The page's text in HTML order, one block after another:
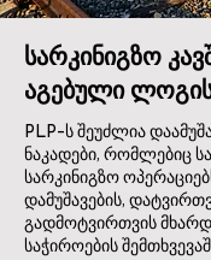
სარკინიგზო
აგებული
PLP-ს შეუძლია
ნაკადები, რომლებიც
სარკინიგზო
დამუშავების,
გადმოტვირთვის
საჭიროების